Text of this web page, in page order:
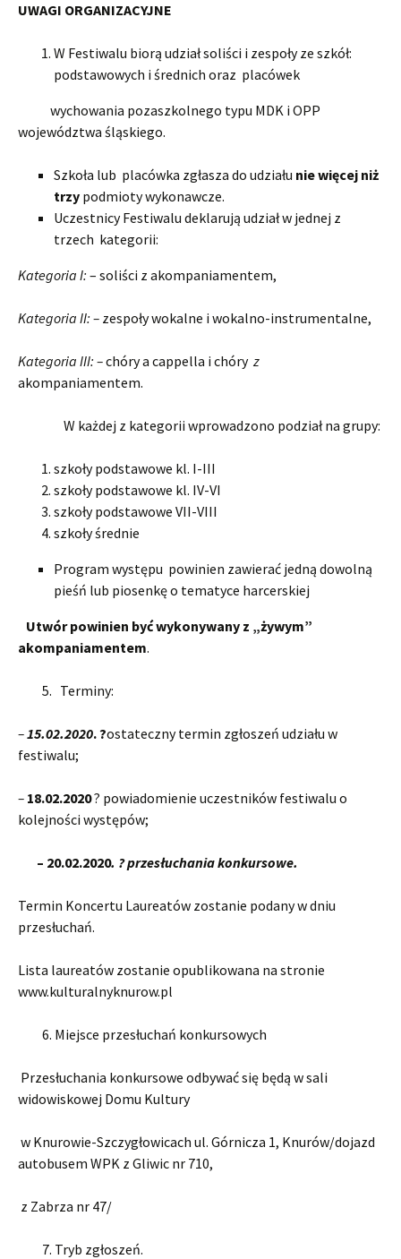
UWAGI ORGANIZACYJNE
W Festiwalu biorą udział soliści i zespoły ze szkół:
podstawowych i średnich oraz placówek
wychowania pozaszkolnego typu MDK i OPP
województwa śląskiego.
Szkoła lub placówka zgłasza do udziału nie więcej niż
trzy podmioty wykonawcze.
Uczestnicy Festiwalu deklarują udział w jednej z
trzech kategorii:
Kategoria I: – soliści z akompaniamentem,
Kategoria II: – zespoły wokalne i wokalno-instrumentalne,
Kategoria III: –chóry a cappella i chóry z
akompaniamentem.
W każdej z kategorii wprowadzono podział na grupy:
szkoły podstawowe kl. I-III
szkoły podstawowe kl. IV-VI
szkoły podstawowe VII-VIII
szkoły średnie
Program występu powinien zawierać jedną dowolną
pieśń lub piosenkę o tematyce harcerskiej
Utwór powinien być wykonywany z „żywym”
akompaniamentem.
5. Terminy:
–15.02.2020.?ostateczny termin zgłoszeń udziału w
festiwalu;
– 18.02.2020? powiadomienie uczestników festiwalu o
kolejności występów;
– 20.02.2020. ? przesłuchania konkursowe.
Termin Koncertu Laureatów zostanie podany w dniu
przesłuchań.
Lista laureatów zostanie opublikowana na stronie
www.kulturalnyknurow.pl
6. Miejsce przesłuchań konkursowych
Przesłuchania konkursowe odbywać się będą w sali
widowiskowej Domu Kultury
w Knurowie-Szczygłowicach ul. Górnicza 1, Knurów/dojazd
autobusem WPK z Gliwic nr 710,
z Zabrza nr 47/
7. Tryb zgłoszeń.